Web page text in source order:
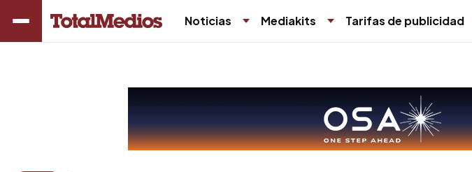
Noticias Mediakits Tarifas de publicidad